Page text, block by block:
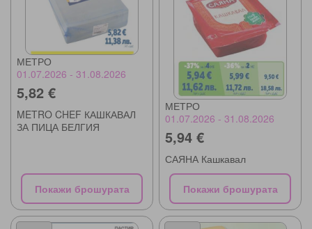
МЕТРО
01.07.2026 - 31.08.2026
5,82 €
METRO CHEF КАШКАВАЛ
ЗА ПИЦА БЕЛГИЯ
Покажи брошурата
МЕТРО
01.07.2026 - 31.08.2026
5,94 €
САЯНА Кашкавал
Покажи брошурата